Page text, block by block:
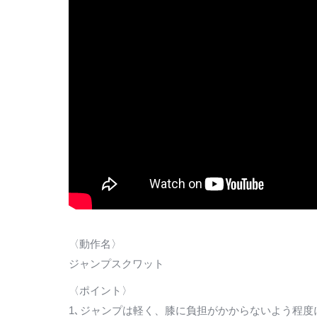
〈動作名〉
ジャンプスクワット
〈ポイント〉
1､ジャンプは軽く、膝に負担がかからないよう程度